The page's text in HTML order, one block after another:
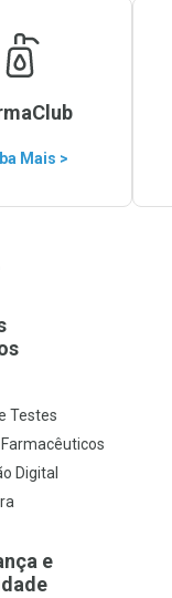
Mais >
Testes
Digital
e